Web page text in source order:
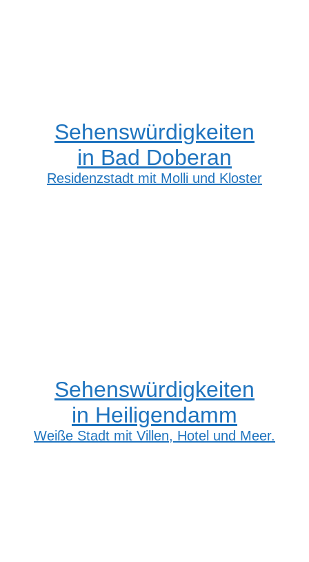
Sehenswürdigkeiten
in Bad Doberan
Residenzstadt mit Molli und Kloster
Sehenswürdigkeiten
in Heiligendamm
Weiße Stadt mit Villen, Hotel und Meer.